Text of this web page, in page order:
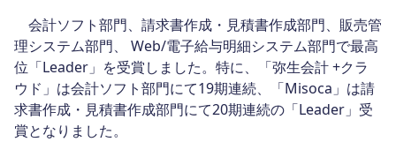
会計ソフト部門、請求書作成・見積書作成部門、販売管
理システム部門、 Web/電子給与明細システム部門で最高
位「Leader」を受賞しました。特に、「弥生会計 +クラ
ウド」は会計ソフト部門にて19期連続、「Misoca」は請
求書作成・見積書作成部門にて20期連続の「Leader」受
賞となりました。